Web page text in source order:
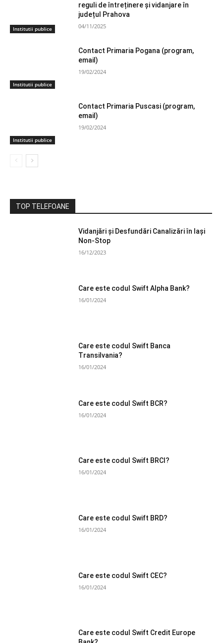
Institutii publice
reguli de întreținere și vidanjare în
județul Prahova
04/11/2025
Institutii publice
Contact Primaria Pogana (program,
email)
19/02/2024
Institutii publice
Contact Primaria Puscasi (program,
email)
19/02/2024
TOP TELEFOANE
Vidanjări și Desfundări Canalizări în Iași
Non-Stop
16/12/2023
Care este codul Swift Alpha Bank?
16/01/2024
Care este codul Swift Banca
Transilvania?
16/01/2024
Care este codul Swift BCR?
16/01/2024
Care este codul Swift BRCI?
16/01/2024
Care este codul Swift BRD?
16/01/2024
Care este codul Swift CEC?
16/01/2024
Care este codul Swift Credit Europe